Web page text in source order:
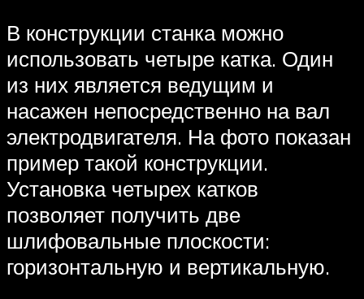
В конструкции станка можно
использовать четыре катка. Один
из них является ведущим и
насажен непосредственно на вал
электродвигателя. На фото показан
пример такой конструкции.
Установка четырех катков
позволяет получить две
шлифовальные плоскости:
горизонтальную и вертикальную.